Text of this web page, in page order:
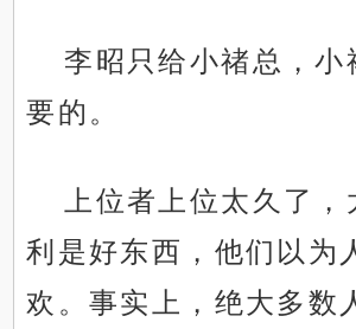
李昭只给小禇总，小
要的。
上位者上位太久了
利是好东西，他们以为
欢。事实上，绝大多数